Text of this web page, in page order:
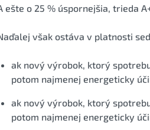
ešte o 25 % úspornejšia, trieda
však ostáva v platnosti
ak nový výrobok, ktorý
potom najmenej energeticky
ak nový výrobok, ktorý
potom najmenej energeticky